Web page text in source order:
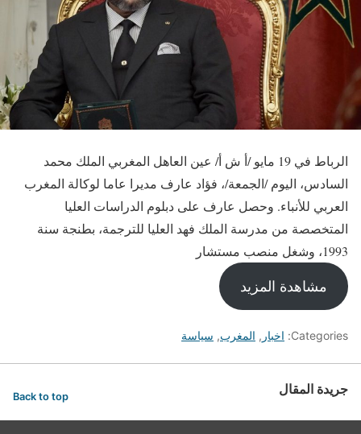
الرباط في 19 مايو /أ ش أ/ عين العاهل المغربي الملك محمد
السادس، اليوم /الجمعة/، فؤاد عارف مديرا عاما لوكالة المغرب
العربي للأنباء. وحصل عارف على دبلوم الدراسات العليا
المتخصصة من مدرسة الملك فهد العليا للترجمة، بطنجة سنة
1993، وشغل منصب مستشار
مشاهدة المزيد
Categories: اخبار , المغرب, سياسة
جريدة المقال Back to top